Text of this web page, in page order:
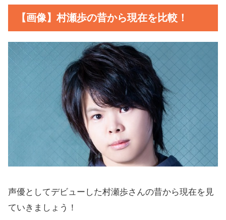
【画像】村瀬歩の昔から現在を比較！
声優としてデビューした村瀬歩さんの昔から現在を見
ていきましょう！